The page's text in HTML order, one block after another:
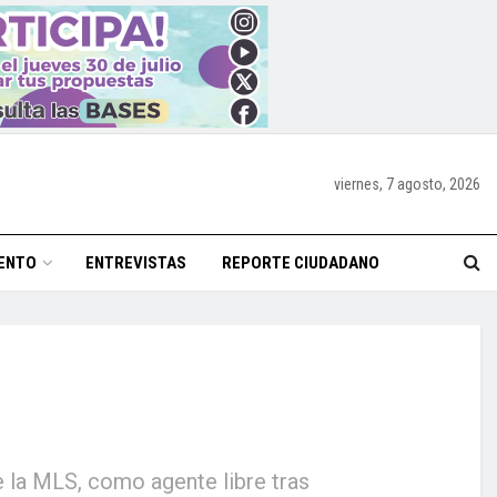
viernes, 7 agosto, 2026
ENTREVISTAS REPORTE CIUDADANO
MLS, como agente libre tras